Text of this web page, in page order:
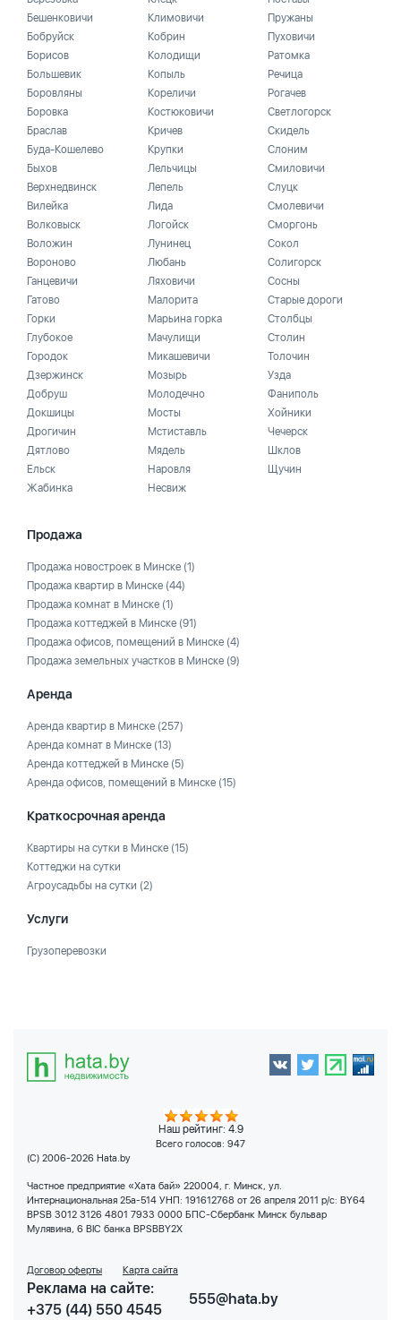
Бешенковичи
Бобруйск
Борисов
Большевик
Боровляны
Боровка
Браслав
Буда-Кошелево
Быхов
Верхнедвинск
Вилейка
Волковыск
Воложин
Вороново
Ганцевичи
Гатово
Горки
Глубокое
Городок
Дзержинск
Добруш
Докшицы
Дрогичин
Дятлово
Ельск
Жабинка
Климовичи
Кобрин
Колодищи
Копыль
Кореличи
Костюковичи
Кричев
Крупки
Лельчицы
Лепель
Лида
Логойск
Лунинец
Любань
Ляховичи
Малорита
Марьина горка
Мачулищи
Микашевичи
Мозырь
Молодечно
Мосты
Мстиставль
Мядель
Наровля
Несвиж
Пружаны
Пуховичи
Ратомка
Речица
Рогачев
Светлогорск
Скидель
Слоним
Смиловичи
Слуцк
Смолевичи
Сморгонь
Сокол
Солигорск
Сосны
Старые дороги
Столбцы
Столин
Толочин
Узда
Фаниполь
Хойники
Чечерск
Шклов
Щучин
Продажа
Продажа новостроек в Минске (1)
Продажа квартир в Минске (44)
Продажа комнат в Минске (1)
Продажа коттеджей в Минске (91)
Продажа офисов, помещений в Минске (4)
Продажа земельных участков в Минске (9)
Аренда
Аренда квартир в Минске (257)
Аренда комнат в Минске (13)
Аренда коттеджей в Минске (5)
Аренда офисов, помещений в Минске (15)
Краткосрочная аренда
Квартиры на сутки в Минске (15)
Коттеджи на сутки
Агроусадьбы на сутки (2)
Услуги
Грузоперевозки
Наш рейтинг: 4.9
Всего голосов: 947
(C) 2006-2026 Hata.by
Частное предприятие «Хата бай» 220004, г. Минск, ул.
Интернациональная 25а-514 УНП: 191612768 от 26 апреля 2011 р/с: BY64
BPSB 3012 3126 4801 7933 0000 БПС-Сбербанк Минск бульвар
Мулявина, 6 BIC банка BPSBBY2X
Договор оферты Карта сайта
Реклама на сайте:
+375 (44) 550 4545
555@hata.by